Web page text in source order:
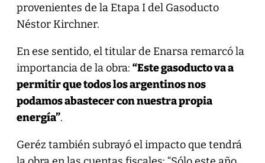
provenientes de la Etapa I del Gasoducto
Néstor Kirchner.
En ese sentido, el titular de Enarsa remarcó la
importancia de la obra: “Este gasoducto va a
permitir que todos los argentinos nos
podamos abastecer con nuestra propia
energía”.
Geréz también subrayó el impacto que tendrá